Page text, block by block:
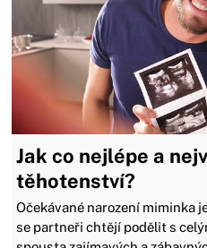
Jak co nejlépe a
těhotenství?
Očekávané narození miminka
se partneři chtějí podělit s